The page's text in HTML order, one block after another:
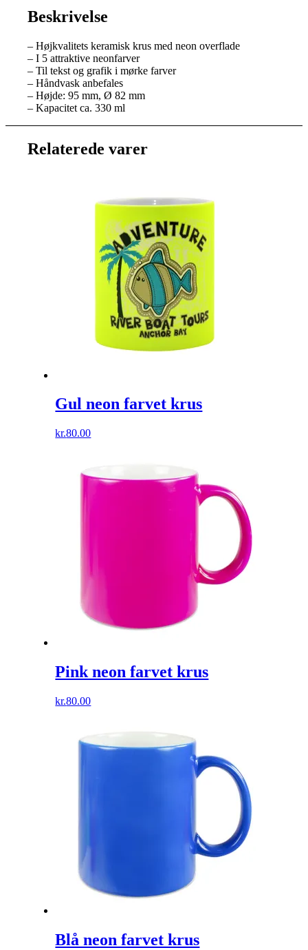
Beskrivelse
– Højkvalitets keramisk krus med neon overflade
– I 5 attraktive neonfarver
– Til tekst og grafik i mørke farver
– Håndvask anbefales
– Højde: 95 mm, Ø 82 mm
– Kapacitet ca. 330 ml
Relaterede varer
Gul neon farvet krus
kr.80.00
Pink neon farvet krus
kr.80.00
Blå neon farvet krus